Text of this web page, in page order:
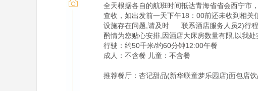
全天根据各自的航班时间抵达青海省省会西宁市
查收，如出发前一天下午18：00前还未收到相
设施存在问题,请及时      联系酒店服务人员2)行
酌情为您贴心安排,因酒店大床房数量有限,以我
行驶：约50千米/约60分钟12:00午餐
成人：不含餐 儿童：不含餐
推荐餐厅：杏记甜品(新华联童梦乐园店)面包店饮